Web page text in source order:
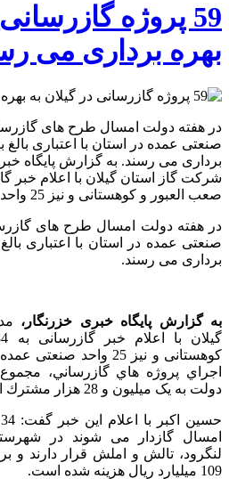
59 پروژه
بهره برداری می
برداری می رسند. به گزارش پایگاه
صعب العبور و کوهستانی و نیز 25 واحد صنعتی
برداری می رسند.
به گزارش پایگاه خبری خزرنگار،
کوهستانی و نیز 25
اجراي پروژه هاي گازرساني،
دولت به یک میلیون و 28 هزار مشترك افزايش داده است.
امسال گازدار می شوند در
لنگرود، تالش و املش قرار دارند و
109 میلیارد ریال هزینه شده است.